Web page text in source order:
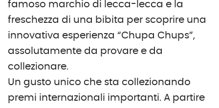
famoso marchio di lecca-lecca e la
freschezza di una bibita per scoprire una
innovativa esperienza “Chupa Chups”,
assolutamente da provare e da
collezionare.
Un gusto unico che sta collezionando
premi internazionali importanti. A partire